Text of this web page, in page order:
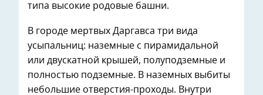
типа высокие родовые башни.
В городе мертвых Даргавса три вида
усыпальниц: наземные с пирамидальной
или двускатной крышей, полуподземные и
полностью подземные. В наземных выбиты
небольшие отверстия-проходы. Внутри